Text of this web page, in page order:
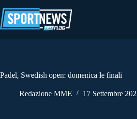
al
contenuto
Padel, Swedish open: domenica le finali
Redazione MME 17 Settembre